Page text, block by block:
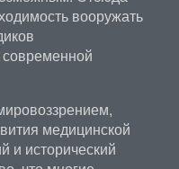
вооружать
медицинской
и исторический